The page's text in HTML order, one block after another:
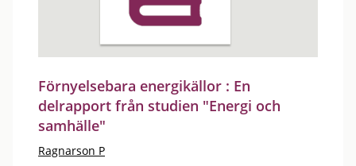
Förnyelsebara energikällor : En
delrapport från studien "Energi och
samhälle"
Ragnarson P